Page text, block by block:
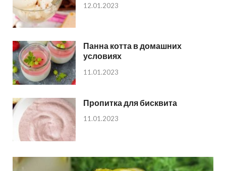
12.01.2023
Панна котта в домашних
условиях
11.01.2023
Пропитка для бисквита
11.01.2023